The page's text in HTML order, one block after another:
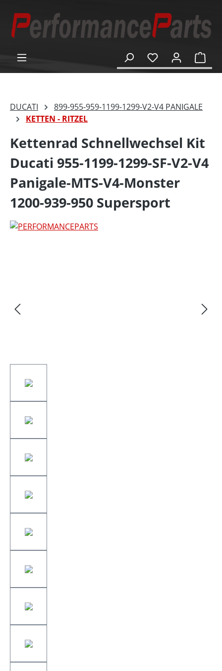
springen
DUCATI
899-955-959-1199-1299-V2-V4 PANIGALE
KETTEN - RITZEL
Kettenrad Schnellwechsel Kit
Ducati 955-1199-1299-SF-V2-V4
Panigale-MTS-V4-Monster
1200-939-950 Supersport